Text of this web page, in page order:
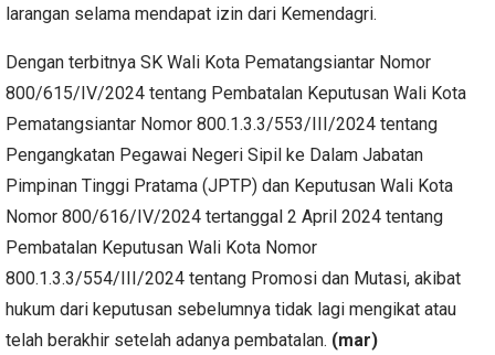
larangan selama mendapat izin dari Kemendagri.
Dengan terbitnya SK Wali Kota Pematangsiantar Nomor
800/615/IV/2024 tentang Pembatalan Keputusan Wali Kota
Pematangsiantar Nomor 800.1.3.3/553/III/2024 tentang
Pengangkatan Pegawai Negeri Sipil ke Dalam Jabatan
Pimpinan Tinggi Pratama (JPTP) dan Keputusan Wali Kota
Nomor 800/616/IV/2024 tertanggal 2 April 2024 tentang
Pembatalan Keputusan Wali Kota Nomor
800.1.3.3/554/III/2024 tentang Promosi dan Mutasi, akibat
hukum dari keputusan sebelumnya tidak lagi mengikat atau
telah berakhir setelah adanya pembatalan. (mar)